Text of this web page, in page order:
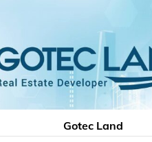
Gotec Land